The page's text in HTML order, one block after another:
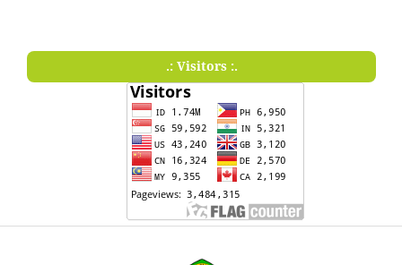
.: Visitors :.